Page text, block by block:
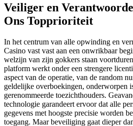
Veiliger en
Ons Topprioriteit
In het centrum van alle opwinding en
Casino vast vast aan een onwrikbaar
welzijn van zijn gokkers staan
platform werkt onder een strengere
aspect van de operatie, van de random
geldelijke overboekingen, onderworpen
gerenommeerde toezichthouders.
technologie garandeert ervoor dat alle
gegevens met hoogste precisie worden
toegang. Maar beveiliging gaat dieper